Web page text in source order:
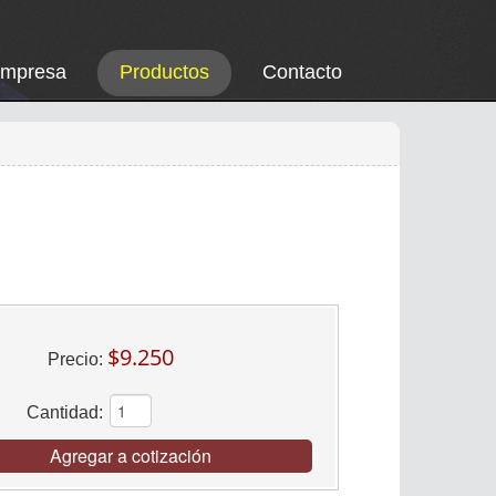
Productos Contacto
Precio: $9.250
Cantidad:
Agregar a cotización